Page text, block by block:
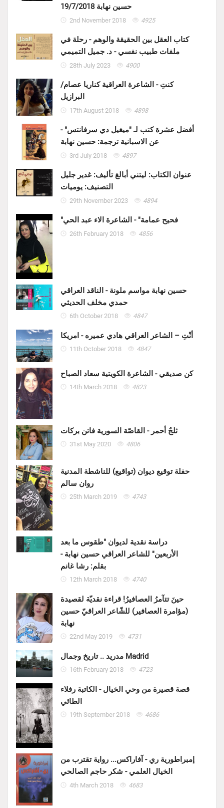
حسين نهابة 19/7/2018
2nd November 2018 4925
كتاب العقل بين الحقيقة والوهم - رحلة في
ملفات طبيب نفسي - د. جميل التميمي
28th July 2023 4900
كنتِ - الشاعرة العراقية كناريا عصام/
البرازيل
17th August 2018 4898
أفضل عشرة كتب لـ "ميغيل دي سرفانتس" -
عن الاسبانية ترجمة: حسين نهابة
3rd July 2018 4897
عنوان الكتاب: ليتني أبالغ تأليف: غدير جليل
التصنيف: يوميات
29th November 2023 4894
"فحيح عمامة" - الشاعرة الاء عبد الحي
26th February 2018 4856
حسين نهابة مواسم ملونة - الناقد العراقي
حمدي مخلف الحديثي
6th October 2018 4847
أنْتِ – الشاعر العراقي هادي عميره - امريكا
11th October 2018 4847
كن صديقي - الشاعرة الكويتية سعاد الصباح
14th March 2018 4823
ثلجٌ أحمر - القاصّة السورية فاتن بركات
31st May 2020 4806
حفلة توقيع ديوان (تواقيع) للناشطة المدنية
روان سالم
25th March 2019 4743
دراسة نقدية لديوان "طقوس ما بعد
الأربعين" للشاعر العراقي حسين نهابة -
بقلم: رشا غانم
12th March 2018 4740
حينَ تتآمرُ العصافيرُ! قراءة نقديّة لقصيدة
(مؤامرة العصافير) للشّاعر العراقيّ حسين
نهابة
22nd May 2019 4731
مدريد .. تاريخ وجمال Madrid
16th February 2018 4723
قصة قصيرة من وحي الخيال - الكاتبة رفلاء
الطائي
19th September 2018 4686
إمبراطورية ري - آفاراكس... رواية تقترب من
الخيال العلمي - شكر حاجم الصالحي
4th March 2018 4683